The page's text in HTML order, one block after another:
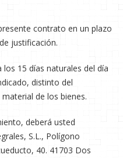
contrato en un plazo
justificación.
15 días naturales del día
distinto del
de los bienes.
deberá usted
S.L., Polígono
40. 41703 Dos